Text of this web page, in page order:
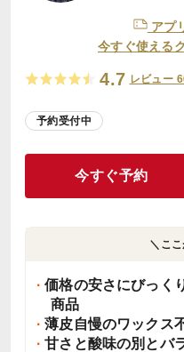
アプ
今すぐ使える
4.7 レビュー
予約受付中
今すぐ予約
＼こ
価格の安さにびっく
商品
薄皮自慢のワックス
甘さと酸味の別とバ